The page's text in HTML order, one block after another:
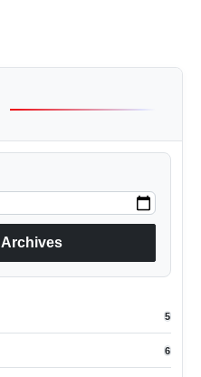
5
6